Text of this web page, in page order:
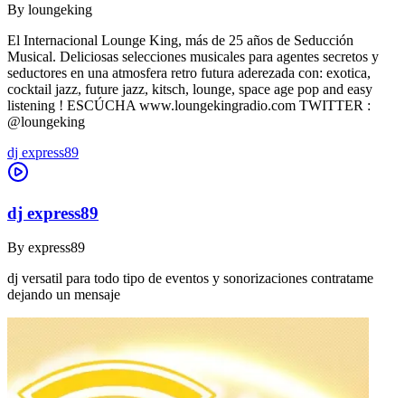
By loungeking
El Internacional Lounge King, más de 25 años de Seducción
Musical. Deliciosas selecciones musicales para agentes secretos y
seductores en una atmosfera retro futura aderezada con: exotica,
cocktail jazz, future jazz, kitsch, lounge, space age pop and easy
listening ! ESCÚCHA www.loungekingradio.com TWITTER :
@loungeking
dj express89
dj express89
By express89
dj versatil para todo tipo de eventos y sonorizaciones contratame
dejando un mensaje